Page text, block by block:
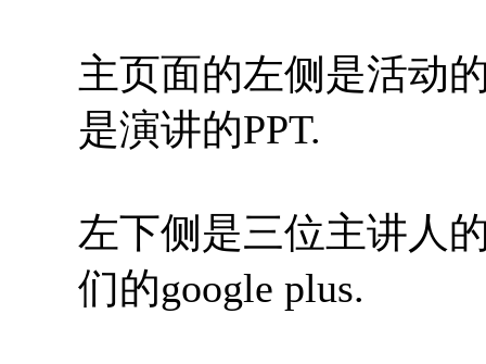
主页面的左侧是活动
是演讲的PPT.
左下侧是三位主讲人
们的google plus.